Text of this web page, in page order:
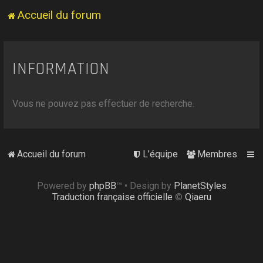
Accueil du forum
INFORMATION
Vous ne pouvez pas effectuer de recherche.
Accueil du forum Membres
L’équipe
Powered by phpBB™ • Design by PlanetStyles
Traduction française officielle © Qiaeru